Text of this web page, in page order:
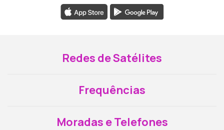
Redes de Satélites
Frequências
Moradas e Telefones